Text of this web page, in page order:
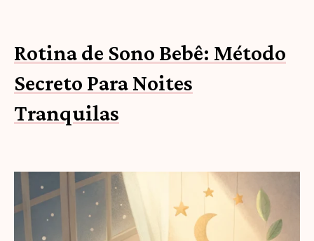
Rotina de Sono Bebê: Método
Secreto Para Noites
Tranquilas